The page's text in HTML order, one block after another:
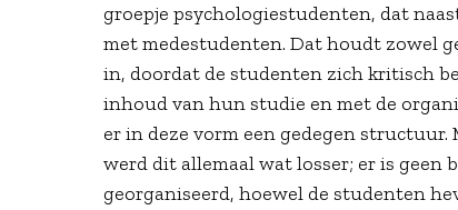
groepje psychologiestudenten, dat
met medestudenten. Dat houdt zowel
in, doordat de studenten zich kritisch
inhoud van hun studie en met de
er in deze vorm een gedegen structuur.
werd dit allemaal wat losser; er is geen
georganiseerd, hoewel de studenten